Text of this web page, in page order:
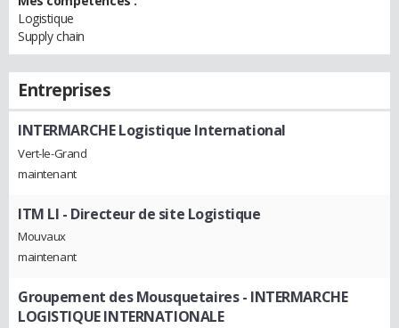
Logistique
Supply chain
Entreprises
INTERMARCHE Logistique International
Vert-le-Grand
maintenant
ITM LI - Directeur de site Logistique
Mouvaux
maintenant
Groupement des Mousquetaires - INTERMARCHE
LOGISTIQUE INTERNATIONALE